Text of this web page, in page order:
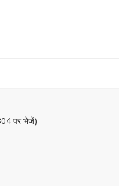
पर भेजें)